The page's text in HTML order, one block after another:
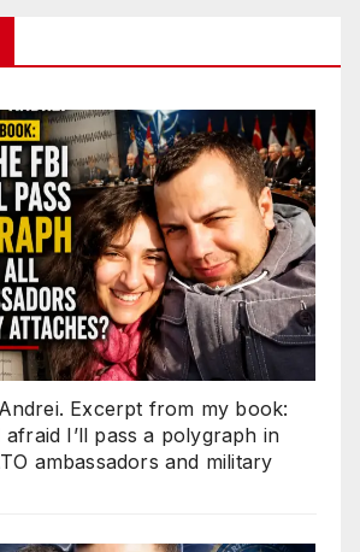
Excerpt from my book:
I’ll pass a polygraph in
ambassadors and military